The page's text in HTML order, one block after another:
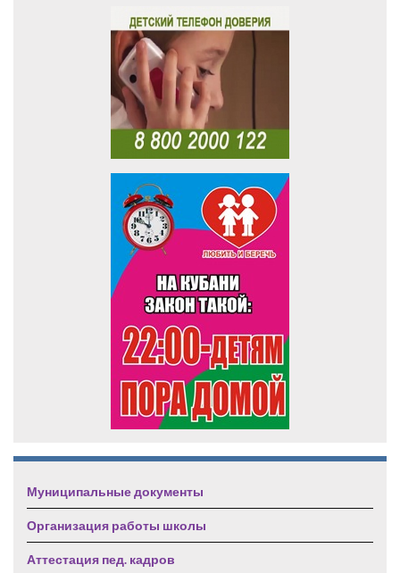
Муниципальные документы
Организация работы школы
Аттестация пед. кадров